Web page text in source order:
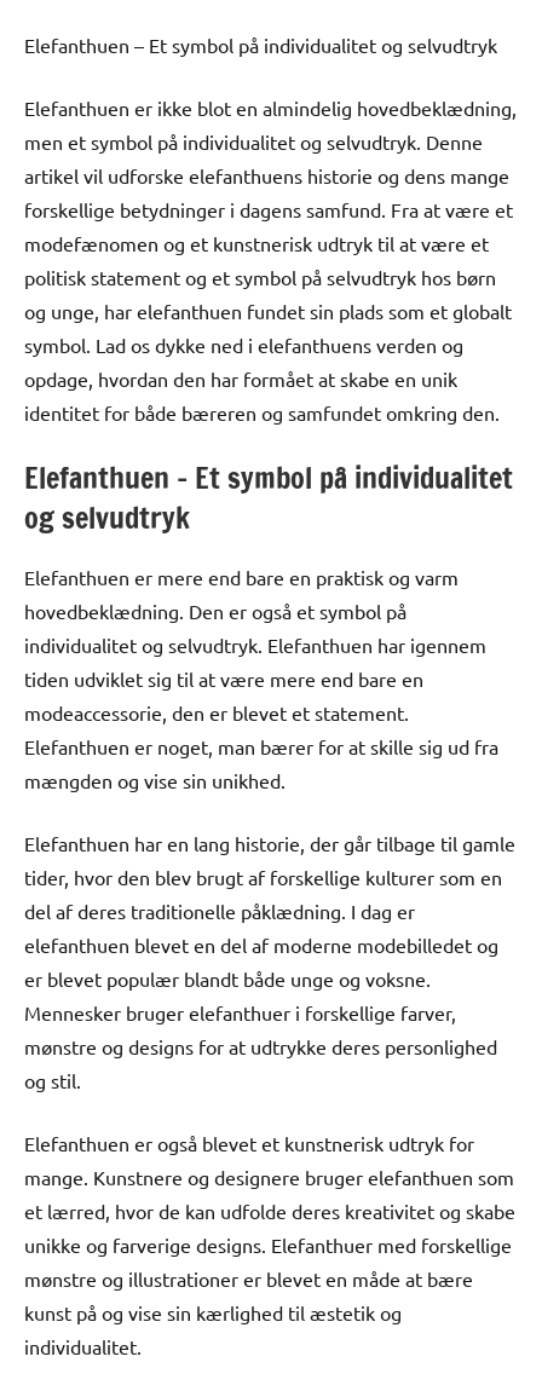
Elefanthuen – Et symbol på individualitet og selvudtryk
Elefanthuen er ikke blot en almindelig hovedbeklædning,
men et symbol på individualitet og selvudtryk. Denne
artikel vil udforske elefanthuens historie og dens mange
forskellige betydninger i dagens samfund. Fra at være et
modefænomen og et kunstnerisk udtryk til at være et
politisk statement og et symbol på selvudtryk hos børn
og unge, har elefanthuen fundet sin plads som et globalt
symbol. Lad os dykke ned i elefanthuens verden og
opdage, hvordan den har formået at skabe en unik
identitet for både bæreren og samfundet omkring den.
Elefanthuen – Et symbol på individualitet
og selvudtryk
Elefanthuen er mere end bare en praktisk og varm
hovedbeklædning. Den er også et symbol på
individualitet og selvudtryk. Elefanthuen har igennem
tiden udviklet sig til at være mere end bare en
modeaccessorie, den er blevet et statement.
Elefanthuen er noget, man bærer for at skille sig ud fra
mængden og vise sin unikhed.
Elefanthuen har en lang historie, der går tilbage til gamle
tider, hvor den blev brugt af forskellige kulturer som en
del af deres traditionelle påklædning. I dag er
elefanthuen blevet en del af moderne modebilledet og
er blevet populær blandt både unge og voksne.
Mennesker bruger elefanthuer i forskellige farver,
mønstre og designs for at udtrykke deres personlighed
og stil.
Elefanthuen er også blevet et kunstnerisk udtryk for
mange. Kunstnere og designere bruger elefanthuen som
et lærred, hvor de kan udfolde deres kreativitet og skabe
unikke og farverige designs. Elefanthuer med forskellige
mønstre og illustrationer er blevet en måde at bære
kunst på og vise sin kærlighed til æstetik og
individualitet.